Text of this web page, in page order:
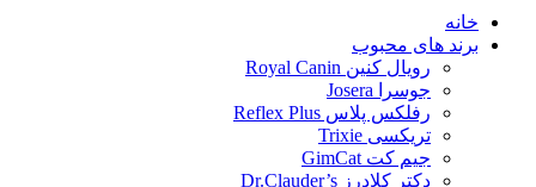
خانه
برند های محبوب
رویال کنین Royal Canin
جوسرا Josera
رفلکس پلاس Reflex Plus
تریکسی Trixie
جیم کت GimCat
دکتر کلادرز Dr.Clauder’s